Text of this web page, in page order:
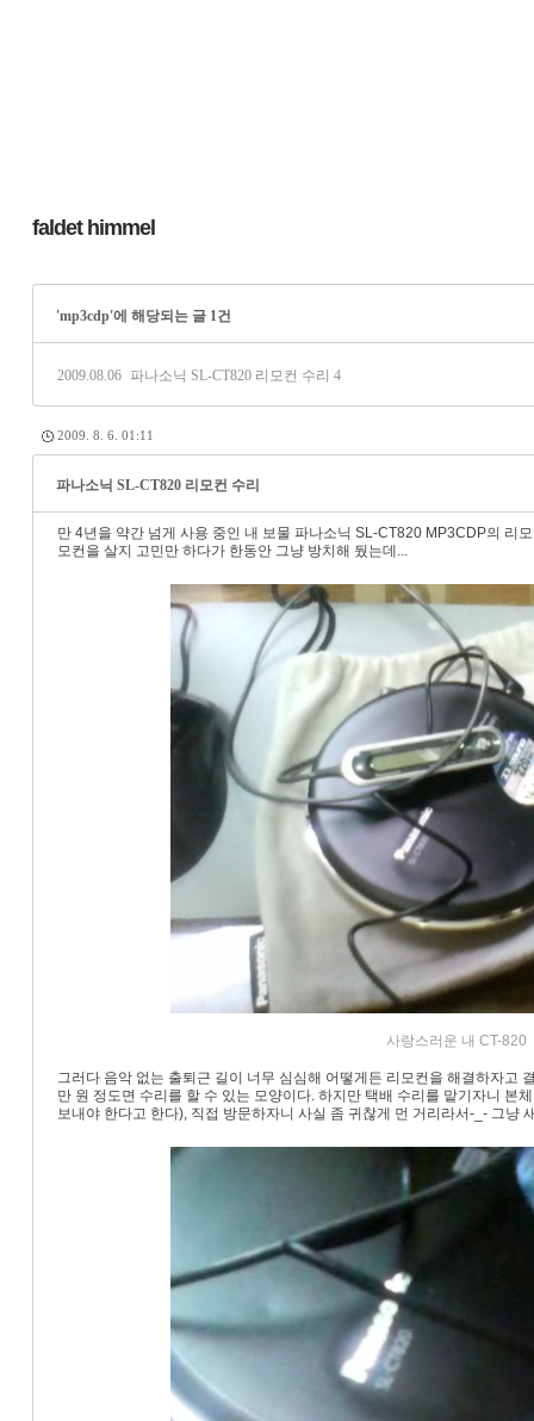
faldet himmel
'mp3cdp'에 해당되는 글 1건
2009.08.06 파나소닉 SL-CT820 리모컨 수리 4
2009. 8. 6. 01:11
파나소닉 SL-CT820 리모컨 수리
만 4년을 약간 넘게 사용 중인 내 보물 파나소닉 SL-CT820 MP3CDP의 리
모컨을 살지 고민만 하다가 한동안 그냥 방치해 뒀는데...
사랑스러운 내 CT-820
그러다 음악 없는 출퇴근 길이 너무 심심해 어떻게든 리모컨을 해결하자고
만 원 정도면 수리를 할 수 있는 모양이다. 하지만 택배 수리를 맡기자니 본
보내야 한다고 한다), 직접 방문하자니 사실 좀 귀찮게 먼 거리라서-_- 그냥
« »